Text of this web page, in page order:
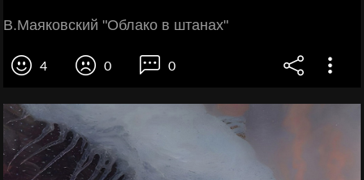
В.Маяковский "Облако в штанах"
4 0 0